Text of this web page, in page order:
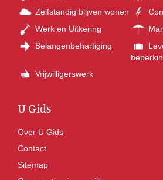
Zelfstandig blijven wonen
Werk en Uitkering
Belangenbehartiging
Vrijwilligerswerk
U Gids
Over U Gids
Contact
Sitemap